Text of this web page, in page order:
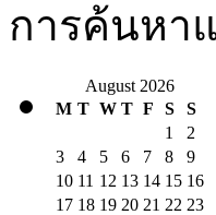
การค้นหา
August 2026
M T W T F S
S
1
2
3
4 5 6 7 8
9
10 11 12 13 14 15 16
17 18 19 20 21 22 23